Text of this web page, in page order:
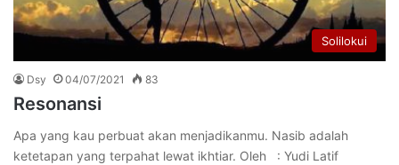
Solilokui
Dsy 04/07/2021 83
Resonansi
Apa yang kau perbuat akan menjadikanmu. Nasib adalah
ketetapan yang terpahat lewat ikhtiar. Oleh : Yudi Latif